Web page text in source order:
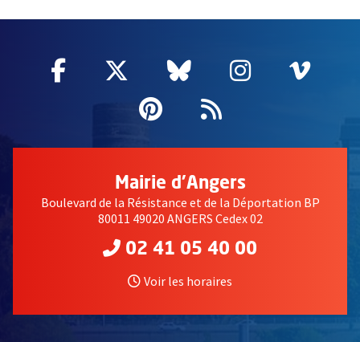
Facebook
, Ouvre une nouvelle fenêtre
Twitter
, Ouvre une nouvelle
Bluesky
, Ouvre une
Instagram
, Ouvre
,
Pinterest
, Ouvre une
Flux RSS
Mairie d'Angers
Boulevard de la Résistance et de la Déportation BP
80011 49020 ANGERS Cedex 02
02 41 05 40 00
Voir les horaires